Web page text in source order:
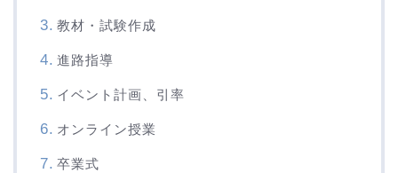
教材・試験作成
進路指導
イベント計画、引率
オンライン授業
卒業式